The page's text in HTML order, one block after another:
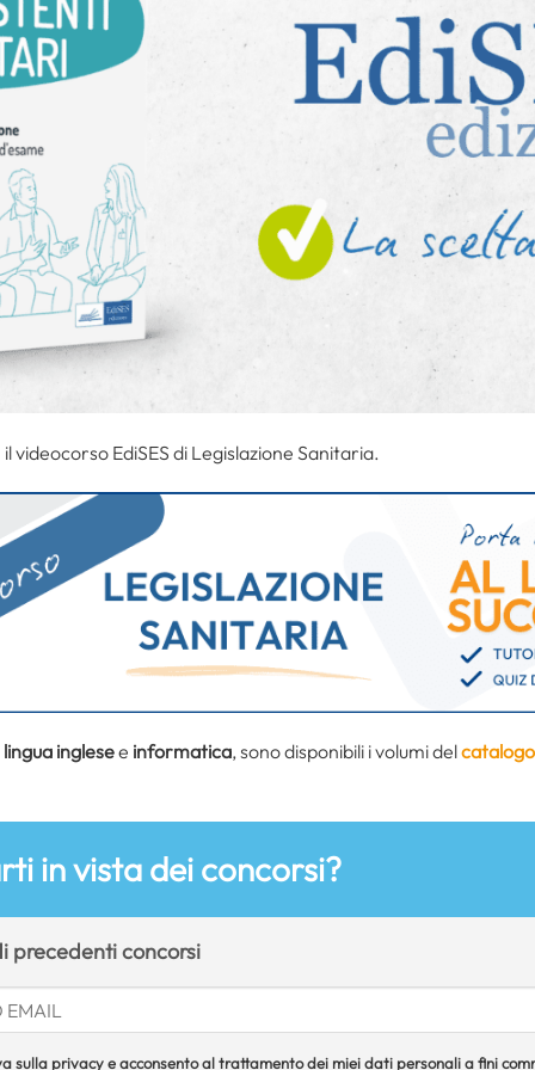
videocorso EdiSES di Legislazione Sanitaria.
lingua inglesee informatica, sono disponibili i volumi delcatalogo
in vista dei concorsi?
precedenti concorsi
sulla privacy e acconsento al trattamento dei miei dati personali a fini